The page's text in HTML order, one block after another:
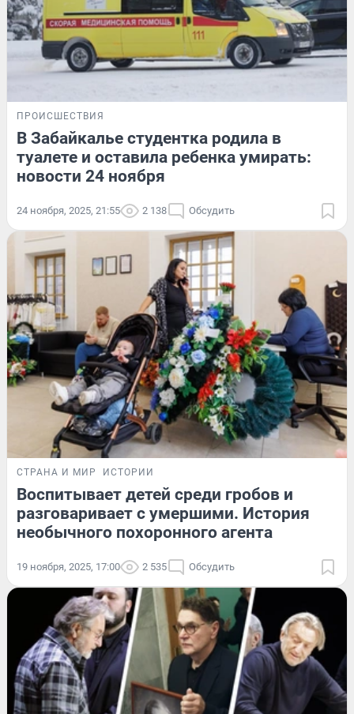
ПРОИСШЕСТВИЯ
В Забайкалье студентка родила в
туалете и оставила ребенка умирать:
новости 24 ноября
24 ноября, 2025, 21:55 2 138 Обсудить
СТРАНА И МИР ИСТОРИИ
Воспитывает детей среди гробов и
разговаривает с умершими. История
необычного похоронного агента
19 ноября, 2025, 17:00 2 535 Обсудить